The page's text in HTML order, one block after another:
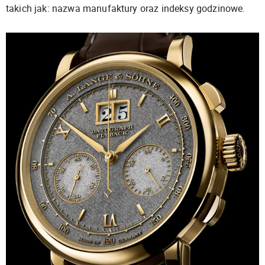
takich jak: nazwa manufaktury oraz indeksy godzinowe.